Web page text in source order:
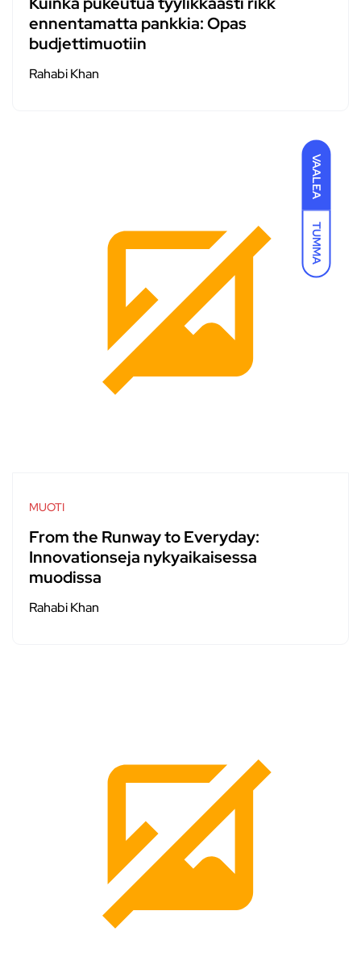
VAALEA
TUMMA
ennentamatta pankkia: Opas
budjettimuotiin
Rahabi Khan
MUOTI
From the Runway to Everyday:
Innovationseja nykyaikaisessa
muodissa
Rahabi Khan